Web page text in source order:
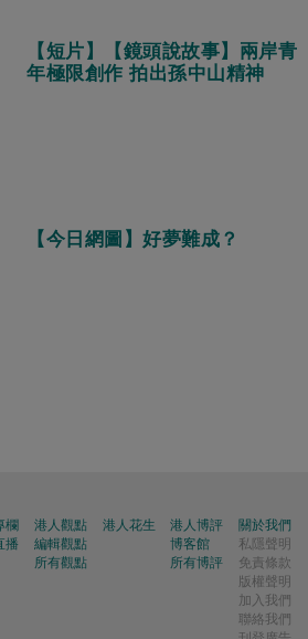
【短片】【鏡頭說故事】兩岸青
年極限創作 拍出孫中山精神
【今日網圖】好夢難成？
欄
播
港人觀點
編輯觀點
所有觀點
港人花生
港人博評
博客館
所有博評
關於我們
私隱聲明
免責條款
版權聲明
加入我們
聯絡我們